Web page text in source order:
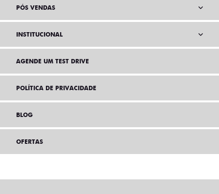
PÓS VENDAS
INSTITUCIONAL
AGENDE UM TEST DRIVE
POLÍTICA DE PRIVACIDADE
BLOG
OFERTAS